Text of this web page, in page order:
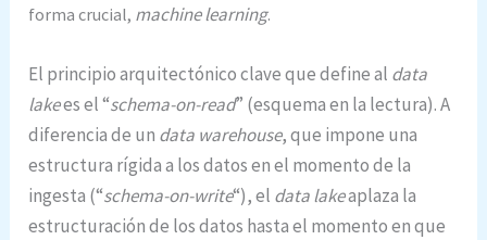
forma crucial, machine learning.
El principio arquitectónico clave que define al data
lakees el “schema-on-read” (esquema en la lectura). A
diferencia de un data warehouse, que impone una
estructura rígida a los datos en el momento de la
ingesta (“schema-on-write“), el data lakeaplaza la
estructuración de los datos hasta el momento en que